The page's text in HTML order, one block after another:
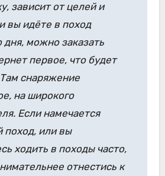
зависит от целей и
вы идёте в поход
дня, можно заказать
первое, что будет
снаряжение
на широкого
Если намечается
поход, или вы
ходить в походы часто,
отнестись к